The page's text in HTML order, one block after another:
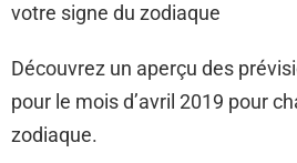
votre signe du zodiaque
Découvrez un aperçu des
pour le mois d’avril 2019 pour
zodiaque.